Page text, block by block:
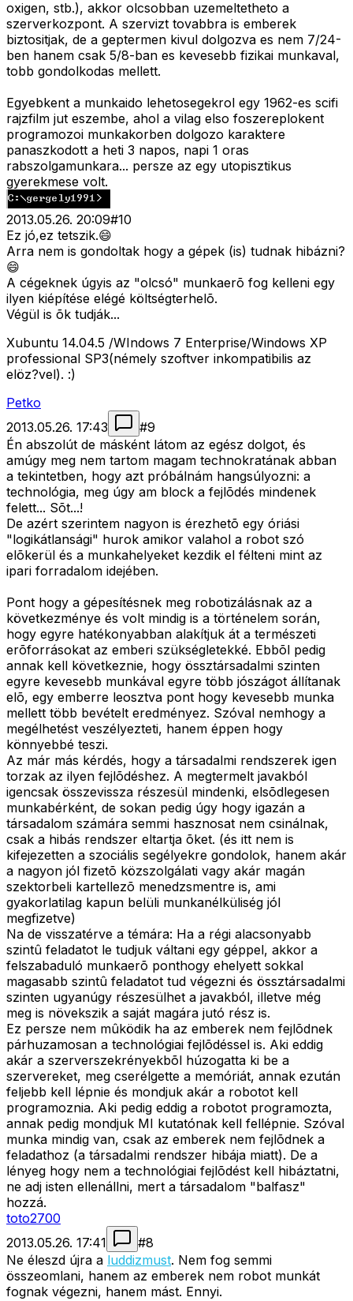
oxigen, stb.), akkor olcsobban uzemeltetheto a
szerverkozpont. A szervizt tovabbra is emberek
biztositjak, de a geptermen kivul dolgozva es nem 7/24-
ben hanem csak 5/8-ban es kevesebb fizikai munkaval,
tobb gondolkodas mellett.
Egyebkent a munkaido lehetosegekrol egy 1962-es scifi
rajzfilm jut eszembe, ahol a vilag elso foszereplokent
programozoi munkakorben dolgozo karaktere
panaszkodott a heti 3 napos, napi 1 oras
rabszolgamunkara... persze az egy utopisztikus
gyerekmese volt.
2013.05.26. 20:09#10
Ez jó,ez tetszik.😄
Arra nem is gondoltak hogy a gépek (is) tudnak hibázni?
😄
A cégeknek úgyis az "olcsó" munkaerõ fog kelleni egy
ilyen kiépítése elégé költségterhelõ.
Végül is õk tudják...
Xubuntu 14.04.5 /WIndows 7 Enterprise/Windows XP
professional SP3(némely szoftver inkompatibilis az
elöz?vel). :)
Petko
2013.05.26. 17:43
#9
Én abszolút de másként látom az egész dolgot, és
amúgy meg nem tartom magam technokratának abban
a tekintetben, hogy azt próbálnám hangsúlyozni: a
technológia, meg úgy am block a fejlõdés mindenek
felett... Sõt...!
De azért szerintem nagyon is érezhetõ egy óriási
"logikátlansági" hurok amikor valahol a robot szó
elõkerül és a munkahelyeket kezdik el félteni mint az
ipari forradalom idejében.
Pont hogy a gépesítésnek meg robotizálásnak az a
következménye és volt mindig is a történelem során,
hogy egyre hatékonyabban alakítjuk át a természeti
erõforrásokat az emberi szükségletekké. Ebbõl pedig
annak kell következnie, hogy össztársadalmi szinten
egyre kevesebb munkával egyre több jószágot állítanak
elõ, egy emberre leosztva pont hogy kevesebb munka
mellett több bevételt eredményez. Szóval nemhogy a
megélhetést veszélyezteti, hanem éppen hogy
könnyebbé teszi.
Az már más kérdés, hogy a társadalmi rendszerek igen
torzak az ilyen fejlõdéshez. A megtermelt javakból
igencsak összevissza részesül mindenki, elsõdlegesen
munkabérként, de sokan pedig úgy hogy igazán a
társadalom számára semmi hasznosat nem csinálnak,
csak a hibás rendszer eltartja õket. (és itt nem is
kifejezetten a szociális segélyekre gondolok, hanem akár
a nagyon jól fizetõ közszolgálati vagy akár magán
szektorbeli kartellezõ menedzsmentre is, ami
gyakorlatilag kapun belüli munkanélküliség jól
megfizetve)
Na de visszatérve a témára: Ha a régi alacsonyabb
szintû feladatot le tudjuk váltani egy géppel, akkor a
felszabaduló munkaerõ ponthogy ehelyett sokkal
magasabb szintû feladatot tud végezni és össztársadalmi
szinten ugyanúgy részesülhet a javakból, illetve még
meg is növekszik a saját magára jutó rész is.
Ez persze nem mûködik ha az emberek nem fejlõdnek
párhuzamosan a technológiai fejlõdéssel is. Aki eddig
akár a szerverszekrényekbõl húzogatta ki be a
szervereket, meg cserélgette a memóriát, annak ezután
feljebb kell lépnie és mondjuk akár a robotot kell
programoznia. Aki pedig eddig a robotot programozta,
annak pedig mondjuk MI kutatónak kell fellépnie. Szóval
munka mindig van, csak az emberek nem fejlõdnek a
feladathoz (a társadalmi rendszer hibája miatt). De a
lényeg hogy nem a technológiai fejlõdést kell hibáztatni,
ne adj isten ellenállni, mert a társadalom "balfasz"
hozzá.
toto2700
2013.05.26. 17:41
#8
Ne éleszd újra a luddizmust. Nem fog semmi
összeomlani, hanem az emberek nem robot munkát
fognak végezni, hanem mást. Ennyi.